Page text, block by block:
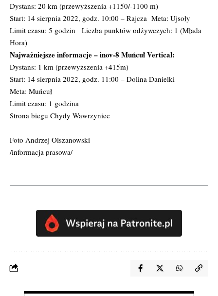
Dystans: 20 km (przewyższenia +1150/-1100 m)
Start: 14 sierpnia 2022, godz. 10:00 – Rajcza Meta: Ujsoły
Limit czasu: 5 godzin Liczba punktów odżywczych: 1 (Młada
Hora)
Najważniejsze informacje – inov-8 Muńcuł Vertical:
Dystans: 1 km (przewyższenia +415m)
Start: 14 sierpnia 2022, godz. 11:00 – Dolina Danielki
Meta: Muńcuł
Limit czasu: 1 godzina
Strona biegu Chydy Wawrzyniec
Foto Andrzej Olszanowski
/informacja prasowa/